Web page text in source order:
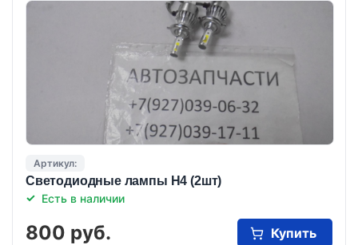
Артикул:
Светодиодные лампы Н4 (2шт)
Есть в наличии
800 руб. Купить